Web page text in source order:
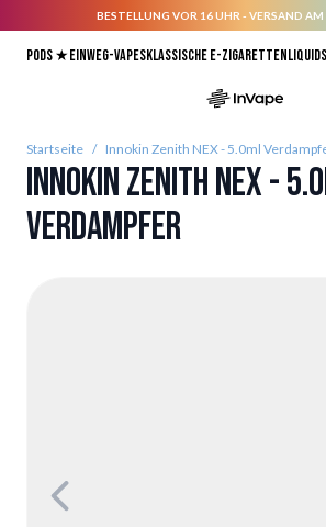
BESTELLUNG VOR 16 UHR - VERSAND AM
Pods ★Einweg-VapesKlassische E-ZigarettenLiquids
Startseite / Innokin Zenith NEX - 5.0ml
Innokin Zenith NEX -
Verdampfer